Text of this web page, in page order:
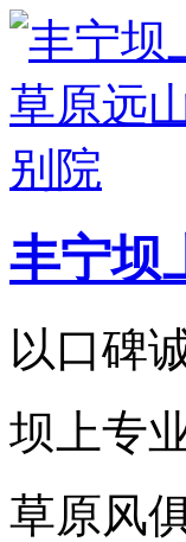
丰宁坝
以口碑
坝上专
草原风